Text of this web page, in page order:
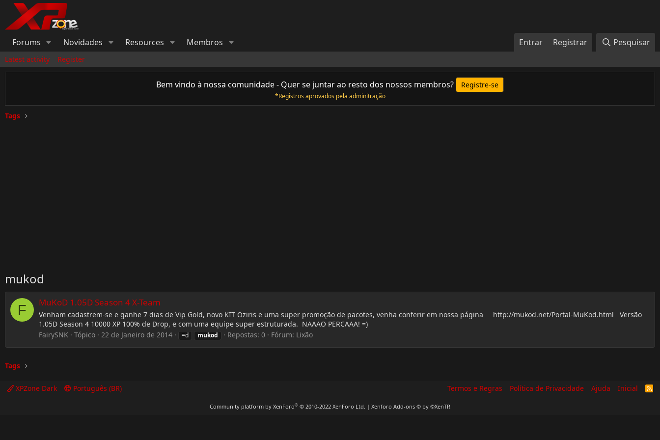
Forums Novidades Resources Membros Entrar Registrar Pesquisar
Latest activity Register
Bem vindo à nossa comunidade - Quer se juntar ao resto dos nossos membros? Registre-se
*Registros aprovados pela adminitração
Tags
mukod
F MuKoD 1.05D Season 4 X-Team
Venham cadastrem-se e ganhe 7 dias de Vip Gold, novo KIT Oziris e uma super promoção de pacotes, venha conferir em nossa página http://mukod.net/Portal-MuKod.html Versão
1.05D Season 4 10000 XP 100% de Drop, e com uma equipe super estruturada. NAAAO PERCAAA! =)
FairySNK
Tópico 22 de Janeiro de 2014 =d mukod Repostas: 0 Fórum: Lixão
Tags
XPZone Dark Português (BR) Termos e Regras Política de Privacidade Ajuda Inicial
R
Community platform by XenForo® © 2010-2022 XenForo Ltd. | Xenforo Add-ons © by ©XenTR